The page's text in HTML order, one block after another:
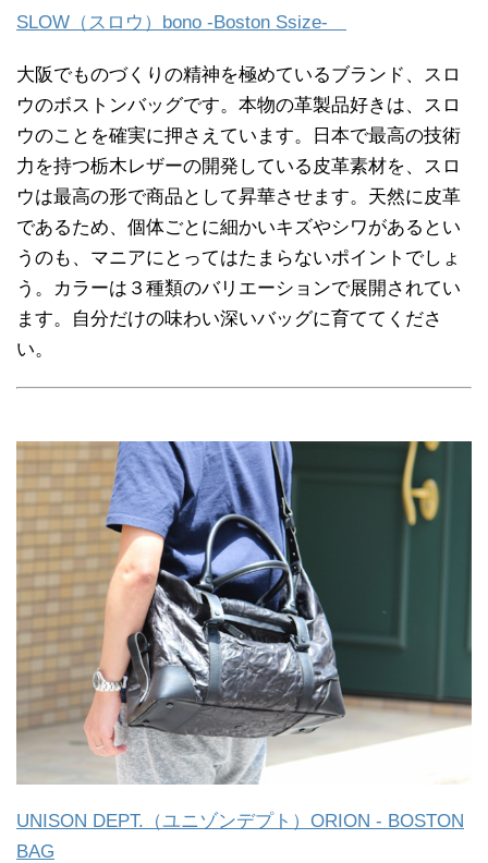
SLOW（スロウ）bono -Boston Ssize-
大阪でものづくりの精神を極めているブランド、スロ
ウのボストンバッグです。本物の革製品好きは、スロ
ウのことを確実に押さえています。日本で最高の技術
力を持つ栃木レザーの開発している皮革素材を、スロ
ウは最高の形で商品として昇華させます。天然に皮革
であるため、個体ごとに細かいキズやシワがあるとい
うのも、マニアにとってはたまらないポイントでしょ
う。カラーは３種類のバリエーションで展開されてい
ます。自分だけの味わい深いバッグに育ててくださ
い。
UNISON DEPT.（ユニゾンデプト）ORION - BOSTON
BAG